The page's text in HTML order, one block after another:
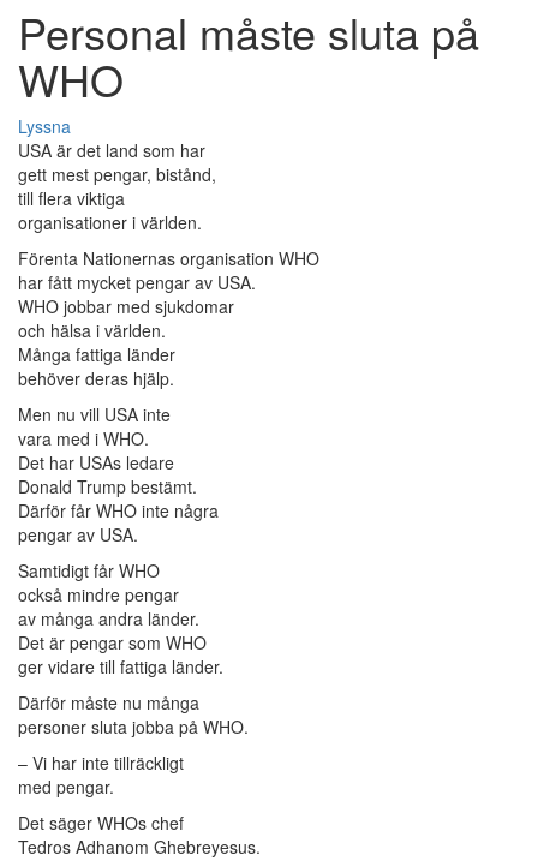
Personal måste sluta på
WHO
Lyssna
USA är det land som har
gett mest pengar, bistånd,
till flera viktiga
organisationer i världen.
Förenta Nationernas organisation WHO
har fått mycket pengar av USA.
WHO jobbar med sjukdomar
och hälsa i världen.
Många fattiga länder
behöver deras hjälp.
Men nu vill USA inte
vara med i WHO.
Det har USAs ledare
Donald Trump bestämt.
Därför får WHO inte några
pengar av USA.
Samtidigt får WHO
också mindre pengar
av många andra länder.
Det är pengar som WHO
ger vidare till fattiga länder.
Därför måste nu många
personer sluta jobba på WHO.
– Vi har inte tillräckligt
med pengar.
Det säger WHOs chef
Tedros Adhanom Ghebreyesus.